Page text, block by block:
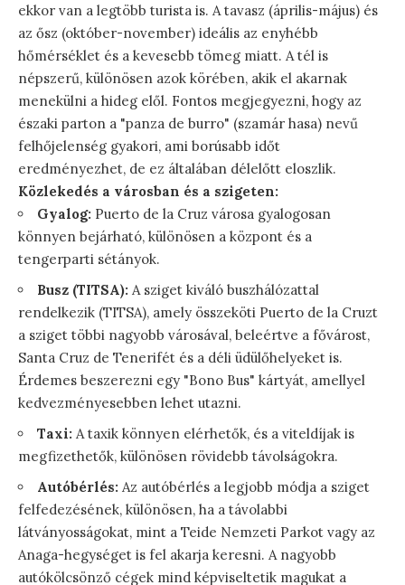
ekkor van a legtöbb turista is. A tavasz (április-május) és
az ősz (október-november) ideális az enyhébb
hőmérséklet és a kevesebb tömeg miatt. A tél is
népszerű, különösen azok körében, akik el akarnak
menekülni a hideg elől. Fontos megjegyezni, hogy az
északi parton a "panza de burro" (szamár hasa) nevű
felhőjelenség gyakori, ami borúsabb időt
eredményezhet, de ez általában délelőtt eloszlik.
Közlekedés a városban és a szigeten:
Gyalog: Puerto de la Cruz városa gyalogosan
könnyen bejárható, különösen a központ és a
tengerparti sétányok.
Busz (TITSA): A sziget kiváló buszhálózattal
rendelkezik (TITSA), amely összeköti Puerto de la Cruzt
a sziget többi nagyobb városával, beleértve a fővárost,
Santa Cruz de Tenerifét és a déli üdülőhelyeket is.
Érdemes beszerezni egy "Bono Bus" kártyát, amellyel
kedvezményesebben lehet utazni.
Taxi: A taxik könnyen elérhetők, és a viteldíjak is
megfizethetők, különösen rövidebb távolságokra.
Autóbérlés: Az autóbérlés a legjobb módja a sziget
felfedezésének, különösen, ha a távolabbi
látványosságokat, mint a Teide Nemzeti Parkot vagy az
Anaga-hegységet is fel akarja keresni. A nagyobb
autókölcsönző cégek mind képviseltetik magukat a